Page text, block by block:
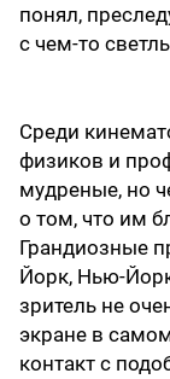
понял,
с чем-то
Среди
физиков и
мудреные, но
о том, что им
Грандиозные
Йорк, Нью-
зритель не
экране в
контакт с